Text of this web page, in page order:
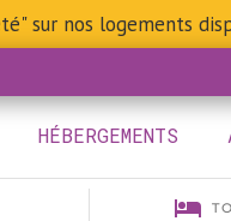
sur nos logements
HÉBERGEMENTS